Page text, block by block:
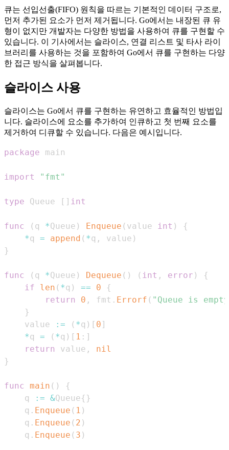
큐는 선입선출(FIFO) 원칙을 따르는 기본적인 데이터 구조로,
먼저 추가된 요소가 먼저 제거됩니다. Go에서는 내장된 큐 유
형이 없지만 개발자는 다양한 방법을 사용하여 큐를 구현할 수
있습니다. 이 기사에서는 슬라이스, 연결 리스트 및 타사 라이
브러리를 사용하는 것을 포함하여 Go에서 큐를 구현하는 다양
한 접근 방식을 살펴봅니다.
슬라이스 사용
슬라이스는 Go에서 큐를 구현하는 유연하고 효율적인 방법입
니다. 슬라이스에 요소를 추가하여 인큐하고 첫 번째 요소를
제거하여 디큐할 수 있습니다. 다음은 예시입니다.
package
import "fmt"
type Queue [ ] int
func ( q *Queue ) Enqueue ( value int )
{
*q = append ( *q , value )
}
func ( q *Queue ) Dequeue ( ) ( int , error )
{
if
len ( *q ) == 0
{
return
0 , fmt . Errorf ( "Queue is
}
    value
:= ( *q ) [ 0 ]
*q = ( *q ) [ 1 : ]
return
value ,
nil
}
func main ( )
{
    q
:= &Queue{ }
    q
. Enqueue ( 1 )
    q
. Enqueue ( 2 )
    q
. Enqueue ( 3 )